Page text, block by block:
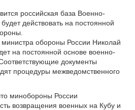
российская база Военно-
действовать на постоянной
министра обороны России Николай
на постоянной основе военно-
документы
процедуры межведомственного
минобороны России
возвращения военных на Кубу и